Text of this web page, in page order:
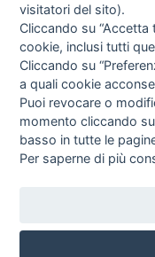
FASCISTISSIMA
Direttrice Responsabile:
visitatori del sito).
Cliccando su “Accetta
cookie, inclusi tutti
Cliccando su
a quali cookie
Puoi revocare o
momento cliccando
basso in tutte le
Per saperne di più